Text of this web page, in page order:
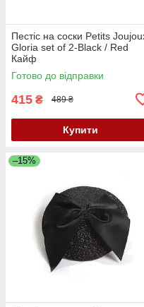
Пестіс на соски Petits
Gloria set of 2-Black / Red
Кайф
Готово до відправки
415 ₴ 489 ₴
Купити
–15%